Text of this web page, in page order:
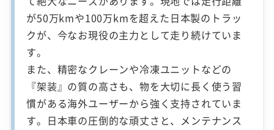
が50万kmや100万kmを超えた日本製のトラッ
クが、今なお現役の主力として走り続けていま
す。
また、精密なクレーンや冷凍ユニットなどの
『架装』の質の高さも、物を大切に長く使う習
慣がある海外ユーザーから強く支持されていま
す。日本車の圧倒的な頑丈さと、メンテナンス